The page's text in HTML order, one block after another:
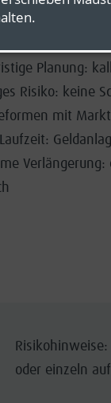
Rendite: fester
kostenlos
Planung:
Risiko: keine
mit
oder einzeln